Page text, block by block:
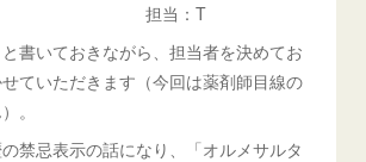
担当：T
書いておきながら、担当者を決めてお
ていただきます（今回は薬剤師目線の
。
禁忌表示の話になり、「オルメサルタ